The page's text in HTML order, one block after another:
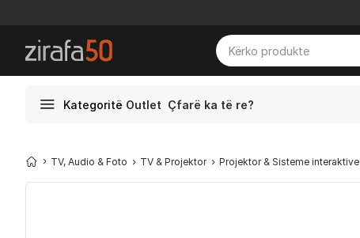
Kategoritë Outlet Çfarë ka të re?
TV, Audio & Foto TV & Projektor Projektor & Sisteme interaktive